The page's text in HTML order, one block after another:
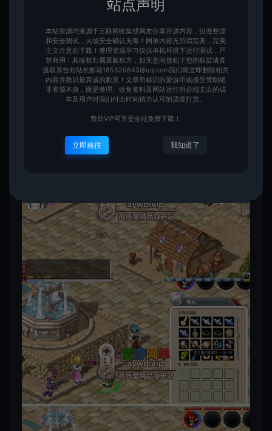
站点声明
本站资源均来源于互联网收集或网友分享开源内容，仅做整理
和安全测试，火绒安全确认无毒！网单内容无所谓完美，完美
主义介意勿下载！整理资源学习仅供单机环境下运行测试，严
禁商用！其版权归属原版权方，如无意间侵犯了您的权益请直
接联系告知站长邮箱185529643@qq.com我们将立即删除相关
内容并致以最真诚的歉意！文章所标识的爱游币或接受赞助绝
非资源本身，而是整理、收集资料及网站运行所必须支出的成
本及用户对我们付出时间精力认可的适度打赏。
赞助VIP可享受全站免费下载！
立即前往 我知道了